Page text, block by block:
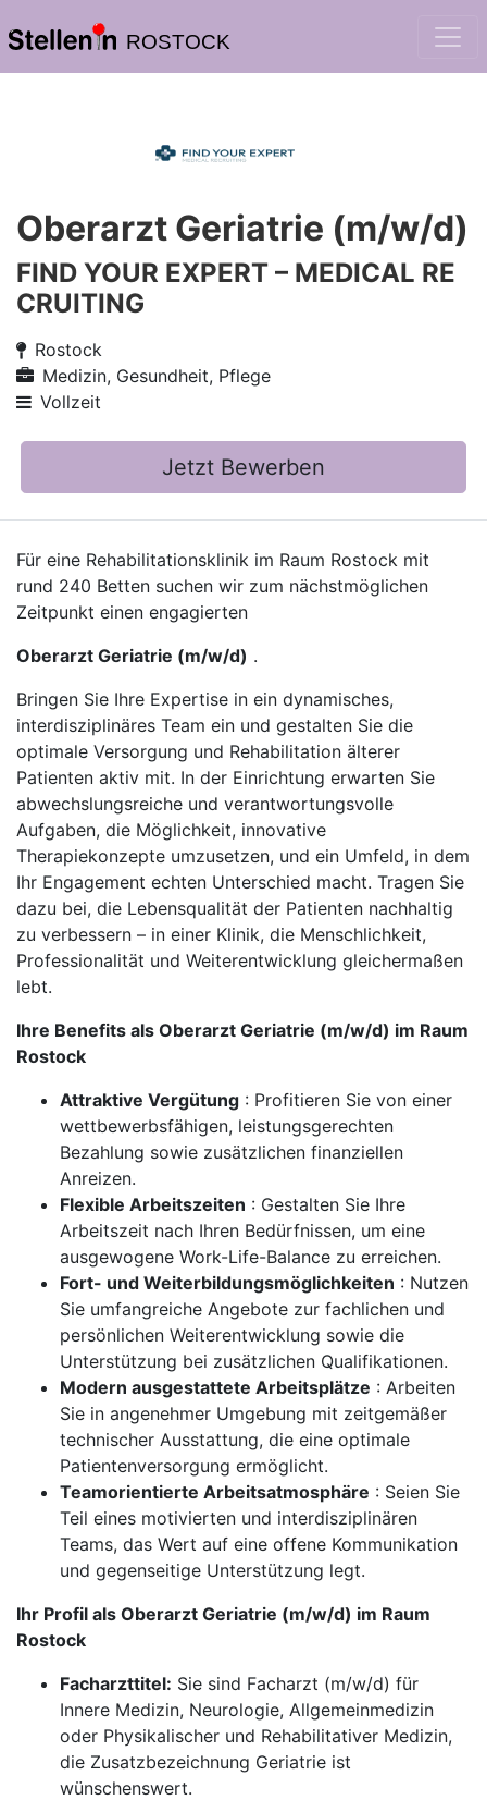
ROSTOCK
Oberarzt Geriatrie (m/w/d)
FIND YOUR EXPERT – MEDICAL RE
CRUITING
Rostock
Medizin, Gesundheit, Pflege
Vollzeit
Jetzt Bewerben
Für eine Rehabilitationsklinik im Raum Rostock mit
rund 240 Betten suchen wir zum nächstmöglichen
Zeitpunkt einen engagierten
Oberarzt Geriatrie (m/w/d) .
Bringen Sie Ihre Expertise in ein dynamisches,
interdisziplinäres Team ein und gestalten Sie die
optimale Versorgung und Rehabilitation älterer
Patienten aktiv mit. In der Einrichtung erwarten Sie
abwechslungsreiche und verantwortungsvolle
Aufgaben, die Möglichkeit, innovative
Therapiekonzepte umzusetzen, und ein Umfeld, in dem
Ihr Engagement echten Unterschied macht. Tragen Sie
dazu bei, die Lebensqualität der Patienten nachhaltig
zu verbessern – in einer Klinik, die Menschlichkeit,
Professionalität und Weiterentwicklung gleichermaßen
lebt.
Ihre Benefits als Oberarzt Geriatrie (m/w/d) im Raum
Rostock
Attraktive Vergütung : Profitieren Sie von einer
wettbewerbsfähigen, leistungsgerechten
Bezahlung sowie zusätzlichen finanziellen
Anreizen.
Flexible Arbeitszeiten : Gestalten Sie Ihre
Arbeitszeit nach Ihren Bedürfnissen, um eine
ausgewogene Work-Life-Balance zu erreichen.
Fort- und Weiterbildungsmöglichkeiten : Nutzen
Sie umfangreiche Angebote zur fachlichen und
persönlichen Weiterentwicklung sowie die
Unterstützung bei zusätzlichen Qualifikationen.
Modern ausgestattete Arbeitsplätze : Arbeiten
Sie in angenehmer Umgebung mit zeitgemäßer
technischer Ausstattung, die eine optimale
Patientenversorgung ermöglicht.
Teamorientierte Arbeitsatmosphäre : Seien Sie
Teil eines motivierten und interdisziplinären
Teams, das Wert auf eine offene Kommunikation
und gegenseitige Unterstützung legt.
Ihr Profil als Oberarzt Geriatrie (m/w/d) im Raum
Rostock
Facharzttitel: Sie sind Facharzt (m/w/d) für
Innere Medizin, Neurologie, Allgemeinmedizin
oder Physikalischer und Rehabilitativer Medizin,
die Zusatzbezeichnung Geriatrie ist
wünschenswert.